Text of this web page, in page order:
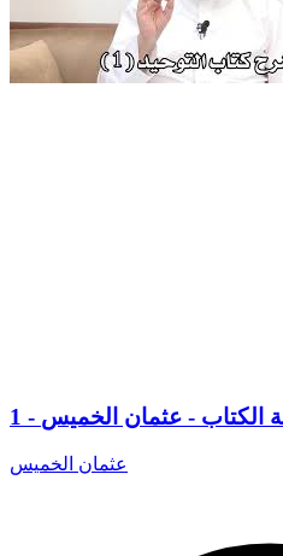
الكتاب - عثمان الخميس
عثمان الخميس